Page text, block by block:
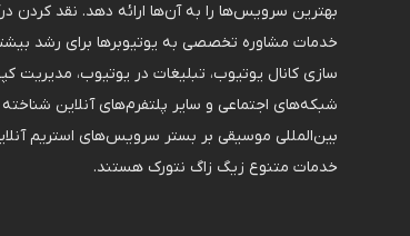
بهترین سرویس‌ها را به آن‌ها ارائه دهد. نقد کردن
خدمات مشاوره تخصصی به یوتیوبرها برای رشد
سازی کانال یوتیوب، تبلیغات در یوتیوب، مدیریت
شبکه‌های اجتماعی و سایر پلتفرم‌های آنلاین
بین‌المللی موسیقی بر بستر سرویس‌های استریم
خدمات متنوع زیگ زاگ نتورک هستند.